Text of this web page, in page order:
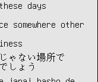
days
other
ゃない場所で
しょう